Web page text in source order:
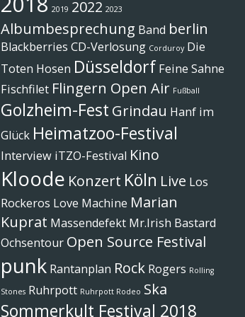
2019 2022 2023
Albumbesprechung Band berlin
Blackberries CD-Verlosung Corduroy Die
Toten Hosen Düsseldorf Feine Sahne
Fischfilet Flingern Open Air Fußball
Golzheim-Fest Grindau Hanf im
Glück Heimatzoo-Festival
Interview iTZO-Festival Kino
Kloode Konzert Köln Live Los
Rockeros Love Machine Marian
Kuprat Massendefekt Mr.Irish Bastard
Ochsentour Open Source Festival
punk Rantanplan Rock Rogers Rolling
Stones Ruhrpott Ruhrpott Rodeo Ska
Sommerkult Festival 2018